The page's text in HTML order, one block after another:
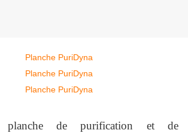
planche de purification et de